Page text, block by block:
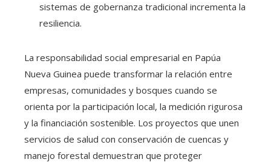
sistemas de gobernanza tradicional incrementa la
resiliencia.
La responsabilidad social empresarial en Papúa
Nueva Guinea puede transformar la relación entre
empresas, comunidades y bosques cuando se
orienta por la participación local, la medición rigurosa
y la financiación sostenible. Los proyectos que unen
servicios de salud con conservación de cuencas y
manejo forestal demuestran que proteger